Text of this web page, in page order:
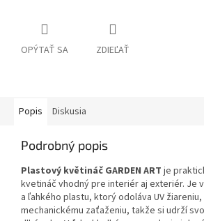
OPÝTAŤ SA ZDIEĽAŤ
Popis Diskusia
Podrobný popis
Plastový květináč GARDEN ART je
kvetináč vhodný pre interiér aj exteriér. Je
a ľahkého plastu, ktorý odoláva UV
mechanickému zaťaženiu, takže si udrží